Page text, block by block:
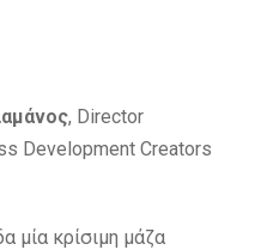
, Director
Development Creators
μία κρίσιμη μάζα